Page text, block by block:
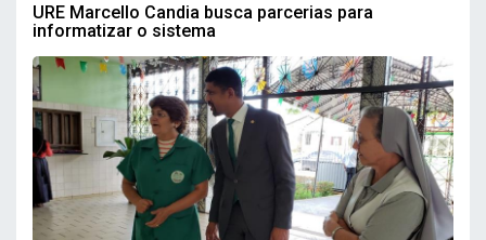
URE Marcello Candia busca parcerias para
informatizar o sistema